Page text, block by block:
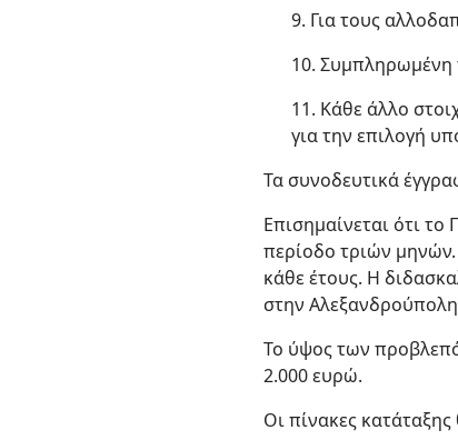
9. Για τους
10. Συμπληρωμένη
11. Κάθε άλλο
για την επιλογή
Τα συνοδευτικά
Επισημαίνεται ότι
περίοδο τριών
κάθε έτους. Η
στην
Το ύψος των
2.000 ευρώ.
Οι πίνακες